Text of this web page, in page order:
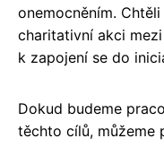
onemocněním.
charitativní akci
k zapojení se do
Dokud budeme
těchto cílů, můžeme